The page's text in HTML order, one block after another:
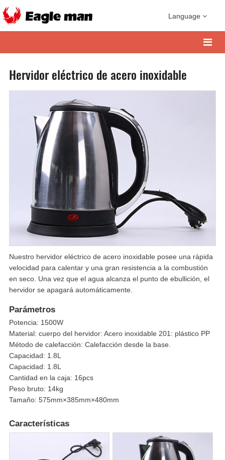
Language
Hervidor eléctrico de acero inoxidable
Nuestro hervidor eléctrico de acero inoxidable posee una rápida
velocidad para calentar y una gran resistencia a la combustión
en seco. Una vez que el agua alcanza el punto de ebullición, el
hervidor se apagará automáticamente.
Parámetros
Potencia: 1500W
Material: cuerpo del hervidor: Acero inoxidable 201: plástico PP
Método de calefacción: Calefacción desde la base.
Capacidad: 1.8L
Capacidad: 1.8L
Cantidad en la caja: 16pcs
Peso bruto: 14kg
Tamaño: 575mm×385mm×480mm
Características